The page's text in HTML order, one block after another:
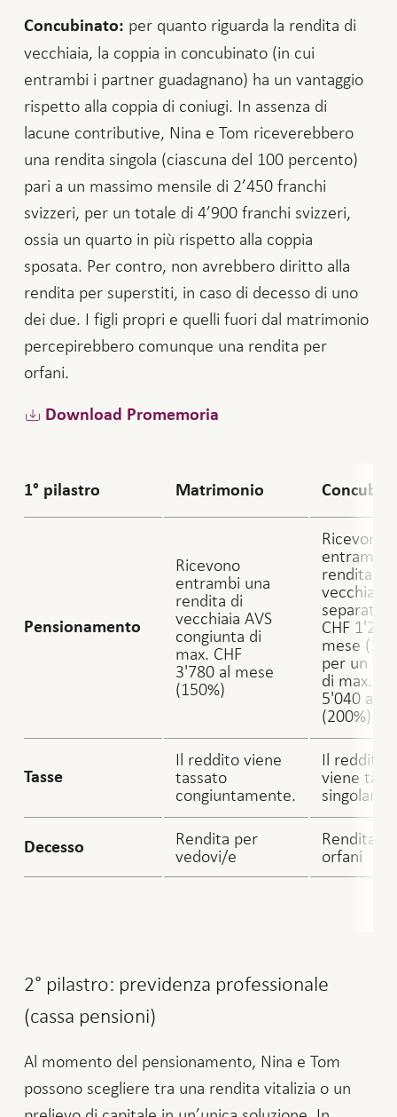
Concubinato: per quanto riguarda la rendita di
vecchiaia, la coppia in concubinato (in cui
entrambi i partner guadagnano) ha un vantaggio
rispetto alla coppia di coniugi. In assenza di
lacune contributive, Nina e Tom riceverebbero
una rendita singola (ciascuna del 100 percento)
pari a un massimo mensile di 2’450 franchi
svizzeri, per un totale di 4’900 franchi svizzeri,
ossia un quarto in più rispetto alla coppia
sposata. Per contro, non avrebbero diritto alla
rendita per superstiti, in caso di decesso di uno
dei due. I figli propri e quelli fuori dal matrimonio
percepirebbero comunque una rendita per
orfani.
Download Promemoria
1° pilastro Matrimonio
Pensionamento
Ricevono
entrambi una
rendita di
vecchiaia AVS
congiunta di
max. CHF
3'780 al mese
(150%)
Ricevono
entrambi
rendita di
vecchiaia
separata
CHF
mese
per un
di max.
5'040 al
(200%)
Tasse
Il reddito viene
tassato
congiuntamente.
Il reddito
viene
Decesso
Rendita per
vedovi/e
Rendita
orfani
2° pilastro: previdenza professionale
(cassa pensioni)
Al momento del pensionamento, Nina e Tom
possono scegliere tra una rendita vitalizia o un